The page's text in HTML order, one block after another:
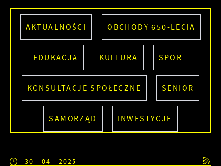
AKTUALNOŚCI OBCHODY 650-LECIA
EDUKACJA KULTURA SPORT
KONSULTACJE SPOŁECZNE SENIOR
SAMORZĄD INWESTYCJE
30 - 04 - 2025